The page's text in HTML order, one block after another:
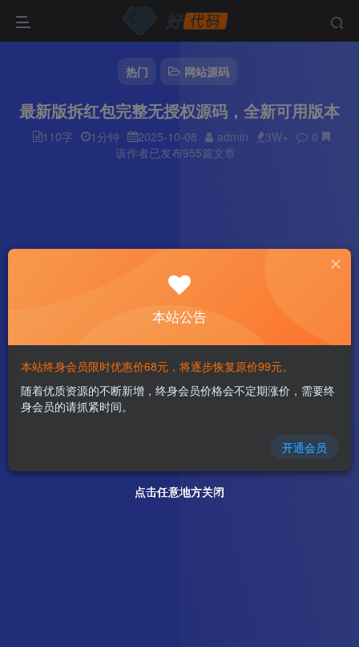
热门 网站源码
最新版拆红包完整无授权源码，全新可用版本
110字 1分钟 2025-10-08 admin 3W+
0
该作者已发布955篇文章
点击任意地方关闭
点击任意地方关闭
点击任意地方关闭
点击任意地方关闭
本站公告
本站终身会员限时优惠价68元，将逐步恢复原价99元。
随着优质资源的不断新增，终身会员价格会不定期涨价，需要终
身会员的请抓紧时间。
开通会员